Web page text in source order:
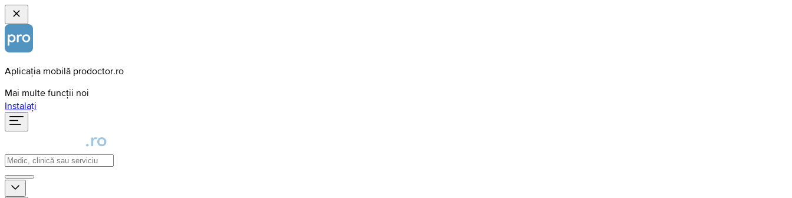
Aplicația mobilă prodoctor.ro
Mai multe funcții noi
Instalați